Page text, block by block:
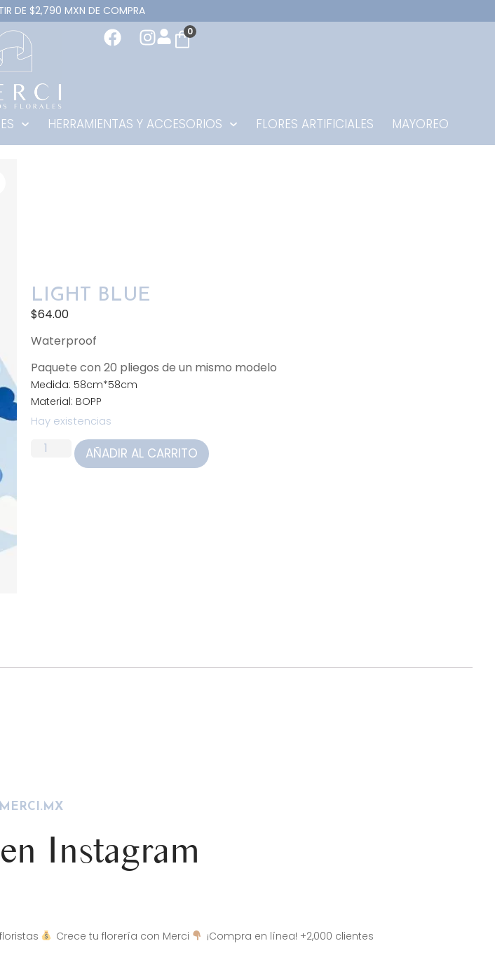
DE $2,790 MXN DE COMPRA
0
HERRAMIENTAS Y ACCESORIOS FLORES ARTIFICIALES MAYOREO
LIGHT BLUE
$64.00
Waterproof
Paquete con 20 pliegos de un mismo modelo
Medida: 58cm*58cm
Material: BOPP
Hay existencias
AÑADIR AL CARRITO
Instagram
Crece tu florería con Merci ¡Compra en línea! +2,000 clientes